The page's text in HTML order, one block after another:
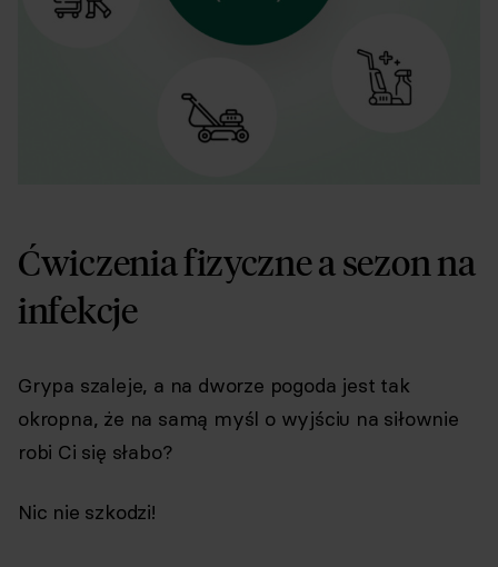
Ćwiczenia fizyczne a sezon na
infekcje
Grypa szaleje, a na dworze pogoda jest tak
okropna, że na samą myśl o wyjściu na siłownie
robi Ci się słabo?
Nic nie szkodzi!